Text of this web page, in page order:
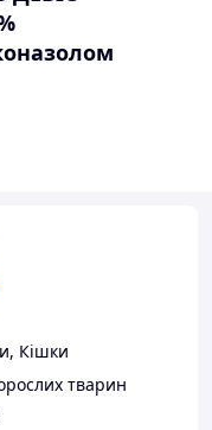
, Кішки
тварин